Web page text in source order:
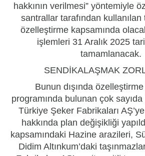
hakkının verilmesi” yöntemiyle
santrallar tarafından kullanılan
özelleştirme kapsamında
işlemleri 31 Aralık 2025
tamamlanacak.
SENDİKALAŞMAK
Bunun dışında
programında bulunan çok
Türkiye Şeker Fabrikaları
hakkında plan değişikliği
kapsamındaki Hazine arazileri,
Didim Altınkum’daki